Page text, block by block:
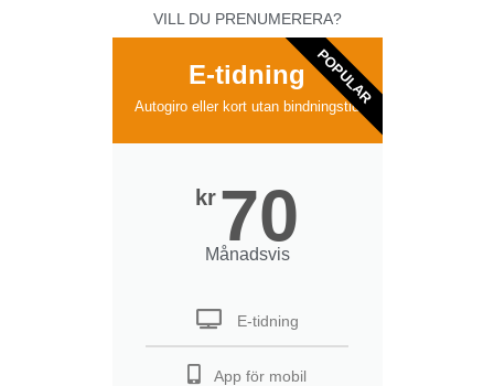
VILL DU PRENUMERERA?
E-tidning
Autogiro eller kort utan bindningstid
kr 70
Månadsvis
E-tidning
App för mobil
POPULAR